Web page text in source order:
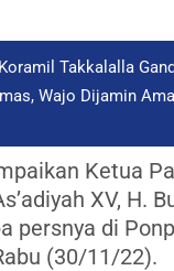
Koramil Takkalalla
Wajo Dijamin
Ketua
XV, H.
persnya di
(30/11/22).